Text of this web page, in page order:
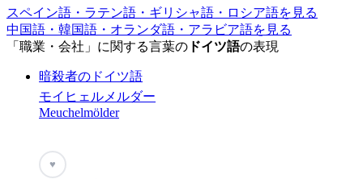
スペイン語・ラテン語・ギリシャ語・ロシア語を見る
中国語・韓国語・オランダ語・アラビア語を見る
「職業・会社」に関する言葉の ドイツ語の表現
暗殺者のドイツ語
モイヒェルメルダー
Meuchelmölder
♥